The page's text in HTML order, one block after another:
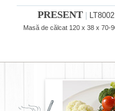
PRESENT LT8002
Masă de călcat 120 x 38 x 70-